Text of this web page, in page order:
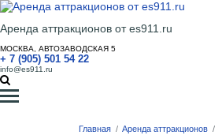
Аренда аттракционов от es911.ru
МОСКВА, АВТОЗАВОДСКАЯ 5
+ 7 (905) 501 54 22
info@es911.ru
Главная / Аренда аттракционов /